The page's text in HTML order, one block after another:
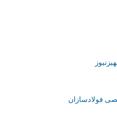
فولادسازان